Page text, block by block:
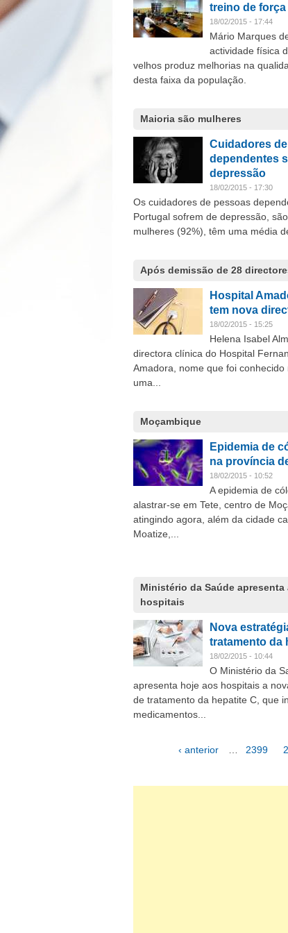
treino de
18/02/2015 - 17:44
Mário Marques
actividade física
velhos produz melhorias na
desta faixa da população.
Maioria são mulheres
Cuidadores
dependentes
depressão
18/02/2015 - 17:30
Os cuidadores de pessoas
Portugal sofrem de depressão,
mulheres (92%), têm uma média
Após demissão de 28
Hospital
tem nova
18/02/2015 - 15:25
Helena Isabel
directora clínica do Hospital
Amadora, nome que foi conhecido
uma...
Moçambique
Epidemia de
na província
18/02/2015 - 10:52
A epidemia de
alastrar-se em Tete, centro de
atingindo agora, além da cidade
Moatize,...
Ministério da Saúde apresenta
hospitais
Nova
tratamento da
18/02/2015 - 10:44
O Ministério da
apresenta hoje aos hospitais a
de tratamento da hepatite C, que
medicamentos...
‹ anterior 2399